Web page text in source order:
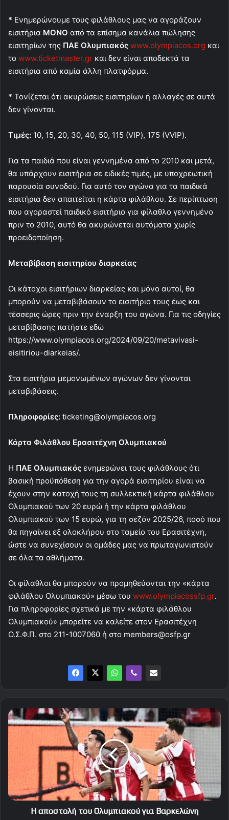
* Ενημερώνουμε τους φιλάθλους μας να αγοράζουν
εισιτήρια ΜΟΝΟ από τα επίσημα κανάλια πώλησης
εισιτηρίων της ΠΑΕ Ολυμπιακός www.olympiacos.org και
το www.ticketmaster.gr και δεν είναι αποδεκτά τα
εισιτήρια από καμία άλλη πλατφόρμα.
* Τονίζεται ότι ακυρώσεις εισιτηρίων ή αλλαγές σε αυτά
δεν γίνονται.
Τιμές: 10, 15, 20, 30, 40, 50, 115 (VIP), 175 (VVIP).
Για τα παιδιά που είναι γεννημένα από το 2010 και μετά,
θα υπάρχουν εισιτήρια σε ειδικές τιμές, με υποχρεωτική
παρουσία συνοδού. Για αυτό τον αγώνα για τα παιδικά
εισιτήρια δεν απαιτείται η κάρτα φιλάθλου. Σε περίπτωση
που αγοραστεί παιδικό εισιτήριο για φίλαθλο γεννημένο
πριν το 2010, αυτό θα ακυρώνεται αυτόματα χωρίς
προειδοποίηση.
Μεταβίβαση εισιτηρίου διαρκείας
Οι κάτοχοι εισιτήριων διαρκείας και μόνο αυτοί, θα
μπορούν να μεταβιβάσουν το εισιτήριo τους έως και
τέσσερις ώρες πριν την έναρξη του αγώνα. Για τις οδηγίες
μεταβίβασης πατήστε εδώ
https://www.olympiacos.org/2024/09/20/metavivasi-
eisitiriou-diarkeias/.
Στα εισιτήρια μεμονωμένων αγώνων δεν γίνονται
μεταβιβάσεις.
Πληροφορίες: ticketing@olympiacos.org
Κάρτα Φιλάθλου Ερασιτέχνη Ολυμπιακού
Η ΠΑΕ Ολυμπιακός ενημερώνει τους φιλάθλους ότι
βασική προϋπόθεση για την αγορά εισιτηρίου είναι να
έχουν στην κατοχή τους τη συλλεκτική κάρτα φιλάθλου
Ολυμπιακού των 20 ευρώ ή την κάρτα φιλάθλου
Ολυμπιακού των 15 ευρώ, για τη σεζόν 2025/26, ποσό που
θα πηγαίνει εξ ολοκλήρου στο ταμείο του Ερασιτέχνη,
ώστε να συνεχίσουν οι ομάδες μας να πρωταγωνιστούν
σε όλα τα αθλήματα.
Οι φίλαθλοι θα μπορούν να προμηθεύονται την «κάρτα
φιλάθλου Ολυμπιακού» μέσω του www.olympiacossfp.gr.
Για πληροφορίες σχετικά με την «κάρτα φιλάθλου
Ολυμπιακού» μπορείτε να καλείτε στον Ερασιτέχνη
Ο.Σ.Φ.Π. στο 211-1007060 ή στο members@osfp.gr
Η
αποστολή
του
Ολυμπιακού
Βαρκελώνη
Η αποστολή του Ολυμπιακού για Βαρκελώνη